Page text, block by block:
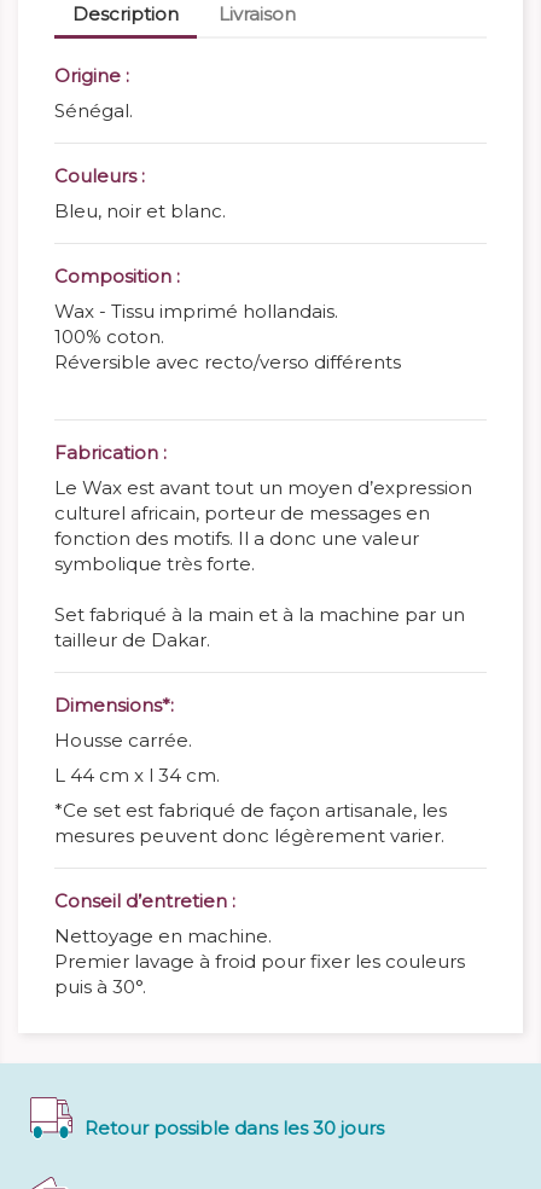
Description Livraison
Origine :
Sénégal.
Couleurs :
Bleu, noir et blanc.
Composition :
Wax - Tissu imprimé hollandais.
100% coton.
Réversible avec recto/verso différents
Fabrication :
Le Wax est avant tout un moyen d’expression
culturel africain, porteur de messages en
fonction des motifs. Il a donc une valeur
symbolique très forte.
Set fabriqué à la main et à la machine par un
tailleur de Dakar.
Dimensions*:
Housse carrée.
L 44 cm x l 34 cm.
*Ce set est fabriqué de façon artisanale, les
mesures peuvent donc légèrement varier.
Conseil d’entretien :
Nettoyage en machine.
Premier lavage à froid pour fixer les couleurs
puis à 30°.
Retour possible dans les 30 jours